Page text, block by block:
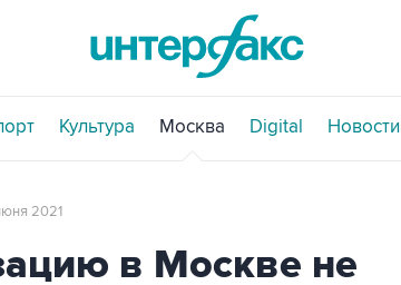
Культура Москва Digital Новости
2021
в Москве не